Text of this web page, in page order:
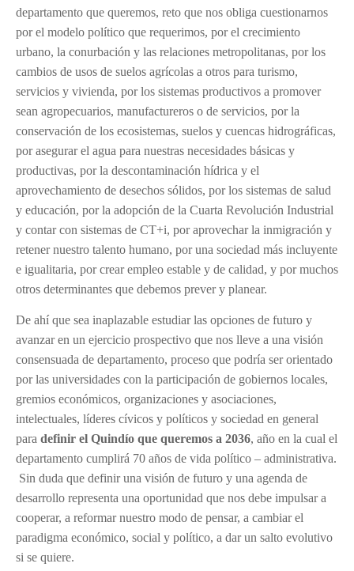
departamento que queremos, reto que nos obliga cuestionarnos
por el modelo político que requerimos, por el crecimiento
urbano, la conurbación y las relaciones metropolitanas, por los
cambios de usos de suelos agrícolas a otros para turismo,
servicios y vivienda, por los sistemas productivos a promover
sean agropecuarios, manufactureros o de servicios, por la
conservación de los ecosistemas, suelos y cuencas hidrográficas,
por asegurar el agua para nuestras necesidades básicas y
productivas, por la descontaminación hídrica y el
aprovechamiento de desechos sólidos, por los sistemas de salud
y educación, por la adopción de la Cuarta Revolución Industrial
y contar con sistemas de CT+i, por aprovechar la inmigración y
retener nuestro talento humano, por una sociedad más incluyente
e igualitaria, por crear empleo estable y de calidad, y por muchos
otros determinantes que debemos prever y planear.
De ahí que sea inaplazable estudiar las opciones de futuro y
avanzar en un ejercicio prospectivo que nos lleve a una visión
consensuada de departamento, proceso que podría ser orientado
por las universidades con la participación de gobiernos locales,
gremios económicos, organizaciones y asociaciones,
intelectuales, líderes cívicos y políticos y sociedad en general
para definir el Quindío que queremos a 2036, año en la cual el
departamento cumplirá 70 años de vida político – administrativa.
Sin duda que definir una visión de futuro y una agenda de
desarrollo representa una oportunidad que nos debe impulsar a
cooperar, a reformar nuestro modo de pensar, a cambiar el
paradigma económico, social y político, a dar un salto evolutivo
si se quiere.